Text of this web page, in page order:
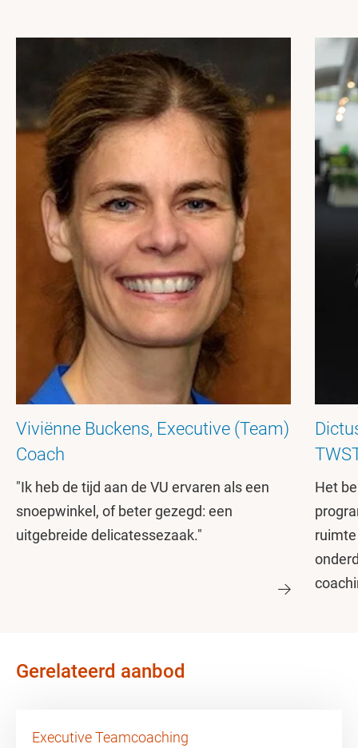
Viviënne Buckens, Executive (Team)
Coach
"Ik heb de tijd aan de VU ervaren als een
snoepwinkel, of beter gezegd: een
uitgebreide delicatessezaak."
Het
Gerelateerd aanbod
Executive Teamcoaching